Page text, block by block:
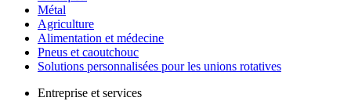
Métal
Agriculture
Alimentation et médecine
Pneus et caoutchouc
Solutions personnalisées pour les unions rotatives
Entreprise et services